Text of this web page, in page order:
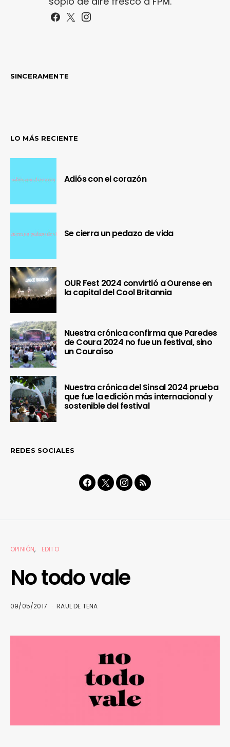
SINCERAMENTE
LO MÁS RECIENTE
Adiós con el corazón
Se cierra un pedazo de vida
OUR Fest 2024 convirtió a Ourense en
la capital del Cool Britannia
Nuestra crónica confirma que Paredes
de Coura 2024 no fue un festival, sino
un Couraíso
Nuestra crónica del Sinsal 2024 prueba
que fue la edición más internacional y
sostenible del festival
REDES SOCIALES
OPINIÓN EDITO
No todo vale
09/05/2017 RAÜL DE TENA